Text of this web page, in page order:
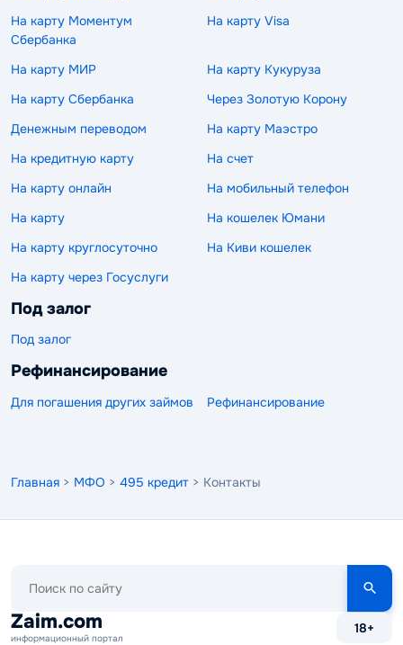
На карту Моментум
Сбербанка
На карту Visa
На карту МИР
На карту Кукуруза
На карту Сбербанка
Через Золотую Корону
Денежным переводом
На карту Маэстро
На кредитную карту
На счет
На карту онлайн
На мобильный телефон
На карту
На кошелек Юмани
На карту круглосуточно
На Киви кошелек
На карту через Госуслуги
Под залог
Под залог
Рефинансирование
Для погашения других займов Рефинансирование
Главная > МФО > 495 кредит > Контакты
сайту
Zaim.com
информационный портал
18+